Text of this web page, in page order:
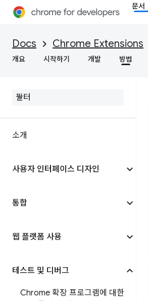
문서
Docs Chrome Extensions
개요 시작하기 개발 방법
소개
사용자 인터페이스 디자인
통합
웹 플랫폼 사용
테스트 및 디버그
Chrome 확장 프로그램에 대한